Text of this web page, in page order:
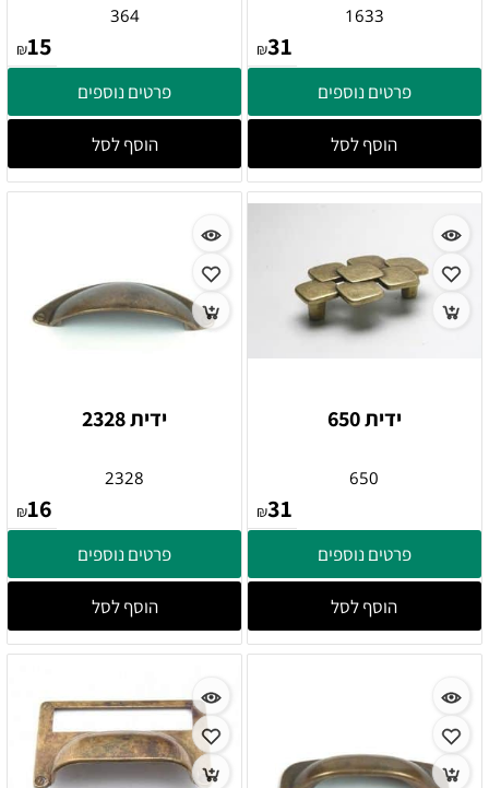
1633
₪31
פרטים נוספים
הוסף לסל
364
₪15
פרטים נוספים
הוסף לסל
ידית 650
650
₪31
פרטים נוספים
הוסף לסל
ידית 2328
2328
₪16
פרטים נוספים
הוסף לסל